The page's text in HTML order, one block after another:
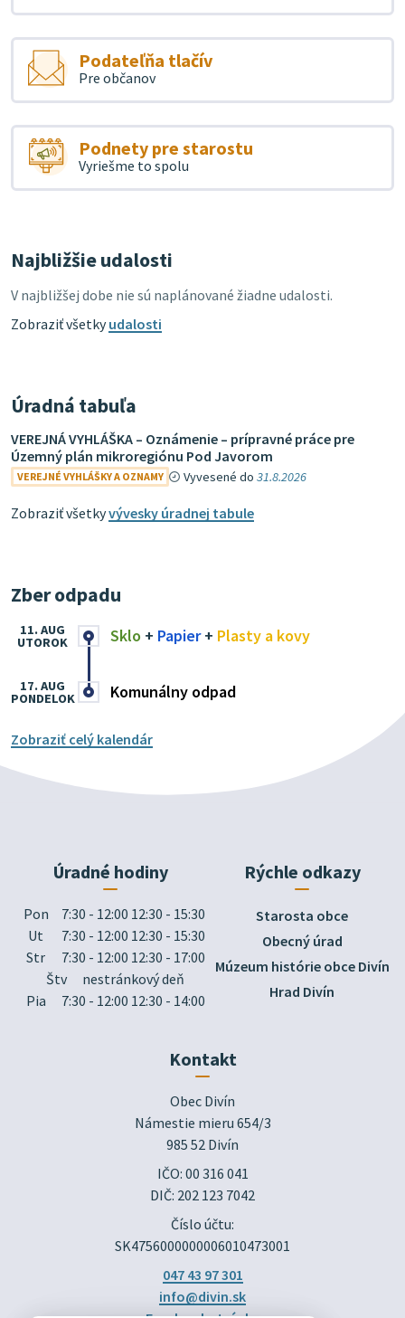
Podateľňa tlačív
Pre občanov
Podnety pre starostu
Vyriešme to spolu
Najbližšie udalosti
V najbližšej dobe nie sú naplánované žiadne udalosti.
Zobraziť všetkyudalosti
Úradná tabuľa
VEREJNÁ VYHLÁŠKA – Oznámenie – prípravné práce pre
Územný plán mikroregiónu Pod Javorom
VEREJNÉ VYHLÁŠKY A OZNAMY Vyvesené do31.8.2026
Zobraziť všetkyvývesky úradnej tabule
Zber odpadu
Sklo + Papier+ Plasty a kovy
11. AUG
UTOROK
Komunálny odpad
17. AUG
PONDELOK
Zobraziť celý kalendár
Úradné hodiny
Pon
7:30 - 12:00 12:30 - 15:30
Ut
7:30 - 12:00 12:30 - 15:30
Str
7:30 - 12:00 12:30 - 17:00
Štv
nestránkový deň
Pia
7:30 - 12:00 12:30 - 14:00
Rýchle odkazy
Starosta obce
Obecný úrad
Múzeum histórie obce Divín
Hrad Divín
Kontakt
Obec Divín
Námestie mieru 654/3
985 52 Divín
IČO: 00 316 041
DIČ: 202 123 7042
Číslo účtu:
SK4756000000006010473001
047 43 97 301
info@divin.sk